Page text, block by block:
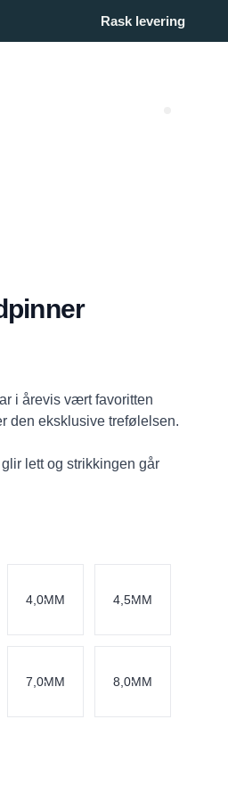
Rask levering
i årevis vært favoritten
den eksklusive trefølelsen.
lett og strikkingen går
4,0MM 4,5MM
7,0MM 8,0MM